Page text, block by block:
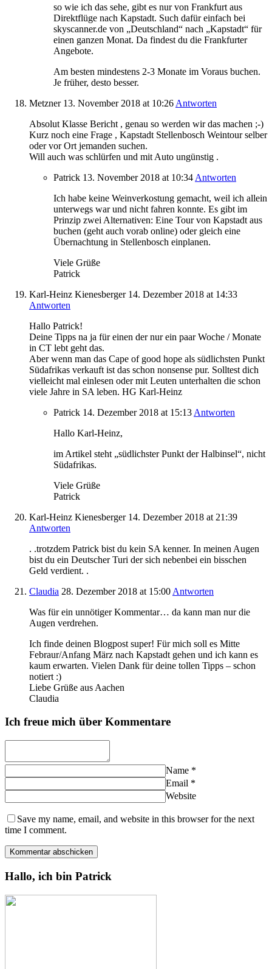
so wie ich das sehe, gibt es nur von Frankfurt aus
Direktflüge nach Kapstadt. Such dafür einfach bei
skyscanner.de von „Deutschland“ nach „Kapstadt“ für
einen ganzen Monat. Da findest du die Frankfurter
Angebote.
Am besten mindestens 2-3 Monate im Voraus buchen.
Je früher, desto besser.
Metzner 13. November 2018 at 10:26 Antworten
Absolut Klasse Bericht , genau so werden wir das machen ;-)
Kurz noch eine Frage , Kapstadt Stellenbosch Weintour selber
oder vor Ort jemanden suchen.
Will auch was schlürfen und mit Auto ungünstig .
Patrick 13. November 2018 at 10:34 Antworten
Ich habe keine Weinverkostung gemacht, weil ich allein
unterwegs war und nicht fahren konnte. Es gibt im
Prinzip zwei Alternativen: Eine Tour von Kapstadt aus
buchen (geht auch vorab online) oder gleich eine
Übernachtung in Stellenbosch einplanen.
Viele Grüße
Patrick
Karl-Heinz Kienesberger 14. Dezember 2018 at 14:33
Antworten
Hallo Patrick!
Deine Tipps na ja für einen der nur ein paar Woche / Monate
in CT lebt geht das.
Aber wenn man das Cape of good hope als südlichsten Punkt
Südafrikas verkauft ist das schon nonsense pur. Solltest dich
vielleicht mal einlesen oder mit Leuten unterhalten die schon
viele Jahre in SA leben. HG Karl-Heinz
Patrick 14. Dezember 2018 at 15:13 Antworten
Hallo Karl-Heinz,
im Artikel steht „südlichster Punkt der Halbinsel“, nicht
Südafrikas.
Viele Grüße
Patrick
Karl-Heinz Kienesberger 14. Dezember 2018 at 21:39
Antworten
. .trotzdem Patrick bist du kein SA kenner. In meinen Augen
bist du ein Deutscher Turi der sich nebenbei ein bisschen
Geld verdient. .
Claudia 28. Dezember 2018 at 15:00 Antworten
Was für ein unnötiger Kommentar… da kann man nur die
Augen verdrehen.
Ich finde deinen Blogpost super! Für mich soll es Mitte
Febraur/Anfang März nach Kapstadt gehen und ich kann es
kaum erwarten. Vielen Dank für deine tollen Tipps – schon
notiert :)
Liebe Grüße aus Aachen
Claudia
Ich freue mich über Kommentare
Name *
Email *
Website
Save my name, email, and website in this browser for the next
time I comment.
Hallo, ich bin Patrick